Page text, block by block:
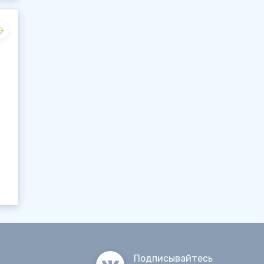
Подписывайтесь